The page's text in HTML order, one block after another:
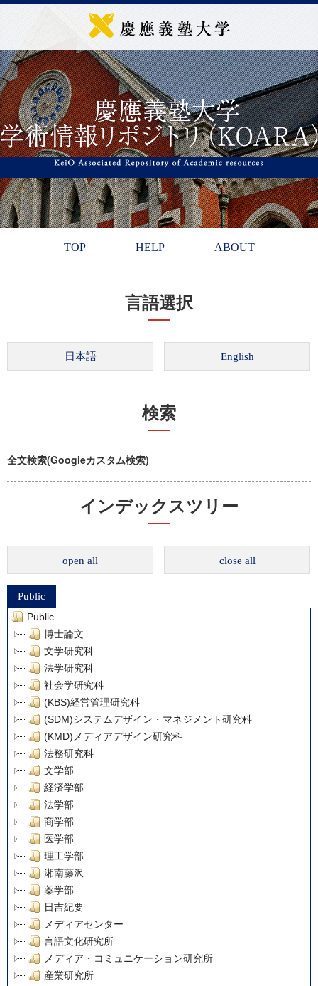
TOP HELP ABOUT
言語選択
検索
全文検索(Googleカスタム検索)
インデックスツリー
open all close all
Public
Public
博士論文
文学研究科
法学研究科
社会学研究科
(KBS)経営管理研究科
(SDM)システムデザイン・マネジメント研究科
(KMD)メディアデザイン研究科
法務研究科
文学部
経済学部
法学部
商学部
医学部
理工学部
湘南藤沢
薬学部
日吉紀要
メディアセンター
言語文化研究所
メディア・コミュニケーション研究所
産業研究所